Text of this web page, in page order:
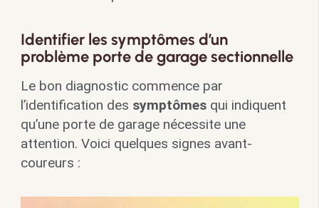
Identifier les symptômes d’un
problème porte de garage sectionnelle
Le bon diagnostic commence par
l’identification des symptômesqui indiquent
qu’une porte de garage nécessite une
attention. Voici quelques signes avant-
coureurs :